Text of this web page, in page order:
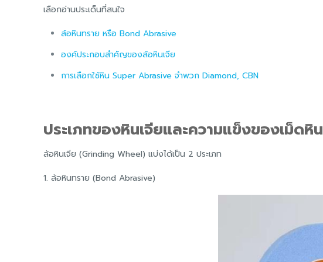
เลือกอ่านประเด็นที่สนใจ
ล้อหินทราย หรือ Bond Abrasive
องค์ประกอบสำคัญของล้อหินเจีย
การเลือกใช้หิน Super Abrasive จำพวก Diamond, CBN
ประเภทของหินเจียและความแข็งของเม็ดหิน
ล้อหินเจีย (Grinding Wheel) แบ่งได้เป็น 2 ประเภท
1. ล้อหินทราย (Bond Abrasive)